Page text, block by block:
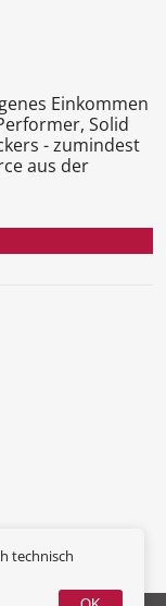
Einkommen
Solid
- zumindest
aus der
technisch